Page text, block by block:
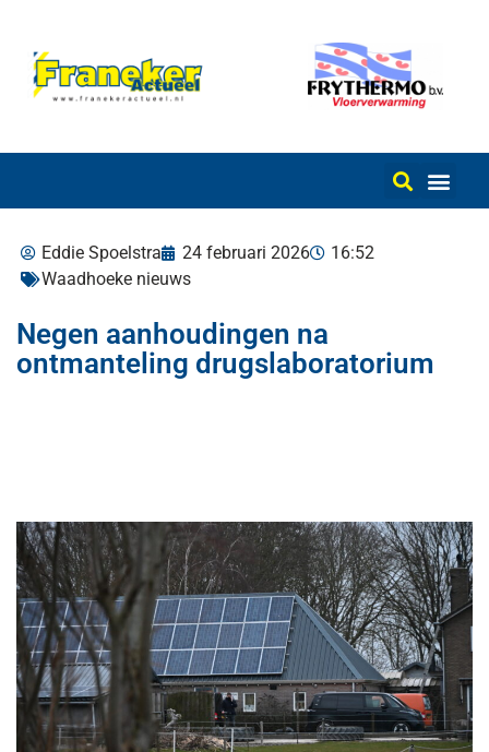
Eddie Spoelstra 24 februari 2026
16:52
Waadhoeke nieuws
Negen aanhoudingen na
ontmanteling drugslaboratorium